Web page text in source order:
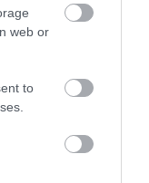
web or
to